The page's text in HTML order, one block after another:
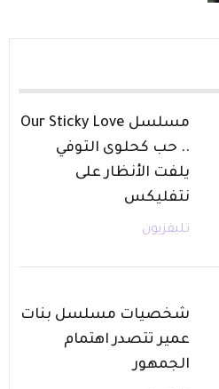
مسلسل Our Sticky Love
.. حب كحلوى التوفي
يلفت الأنظار على
نتفليكس
تليفزيون
شخصيات مسلسل بنات
عمير تتصدر اهتمام
الجمهور